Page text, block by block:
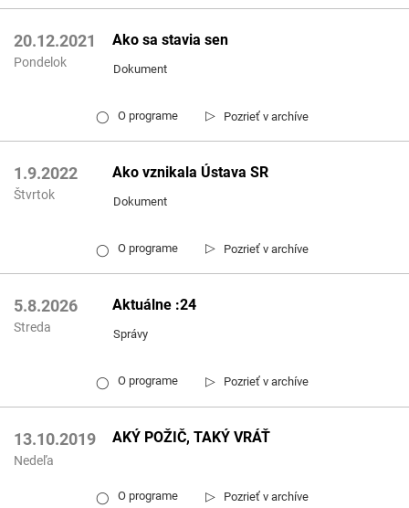
▷ Pozrieť v archíve
Ako sa stavia sen
Dokument
Pondelok
20.12.2021
◯ O programe
▷ Pozrieť v archíve
Ako vznikala Ústava SR
Dokument
Štvrtok
1.9.2022
◯ O programe
▷ Pozrieť v archíve
Aktuálne :24
Správy
Streda
5.8.2026
◯ O programe
▷ Pozrieť v archíve
AKÝ POŽIČ, TAKÝ VRÁŤ
Nedeľa
13.10.2019
◯ O programe